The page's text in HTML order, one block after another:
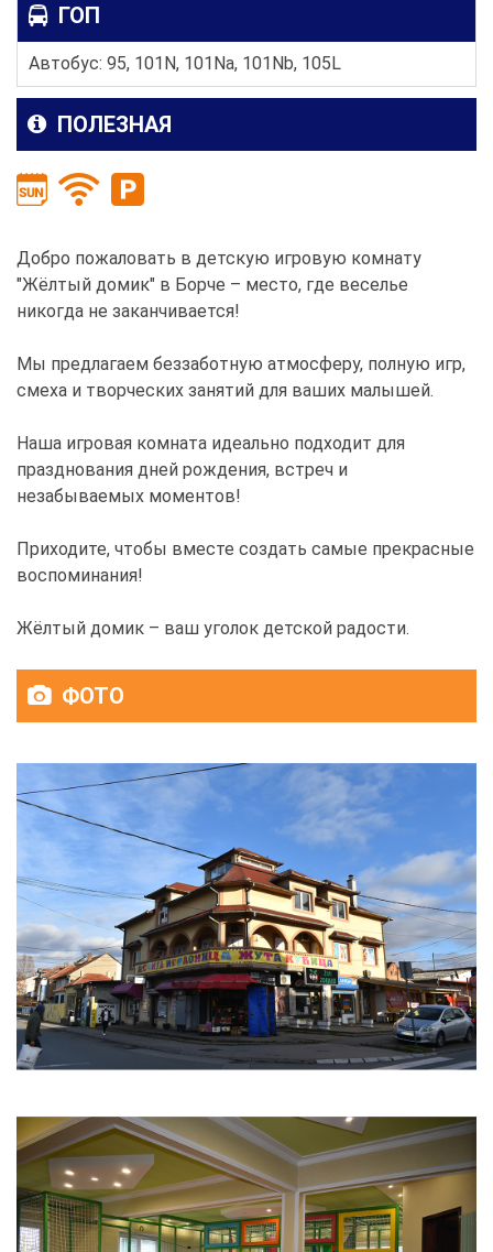
ГОП
Автобус: 95, 101N, 101Na, 101Nb, 105L
ПОЛЕЗНАЯ
Добро пожаловать в детскую игровую комнату
"Жёлтый домик" в Борче – место, где веселье
никогда не заканчивается!
Мы предлагаем беззаботную атмосферу, полную игр,
смеха и творческих занятий для ваших малышей.
Наша игровая комната идеально подходит для
празднования дней рождения, встреч и
незабываемых моментов!
Приходите, чтобы вместе создать самые прекрасные
воспоминания!
Жёлтый домик – ваш уголок детской радости.
ФОТО